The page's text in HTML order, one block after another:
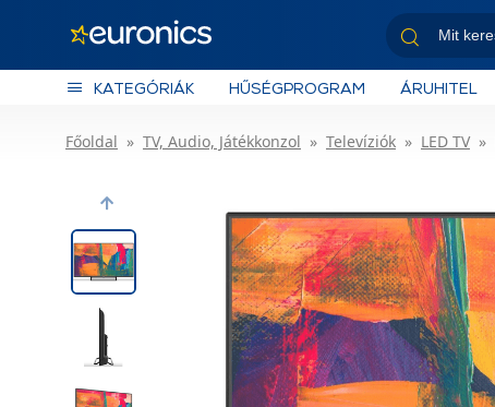
KATEGÓRIÁK HŰSÉGPROGRAM ÁRUHITEL
Főoldal TV, Audio, Játékkonzol Televíziók LED TV
Previous